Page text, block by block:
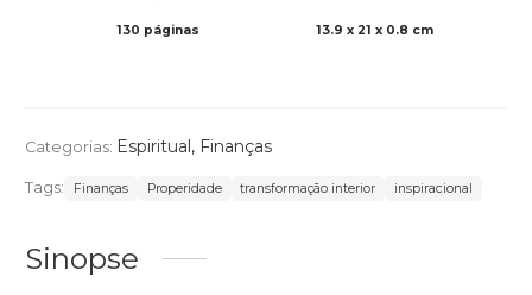
130 páginas 13.9 x 21 x 0.8 cm
Categorias: Espiritual, Finanças
Tags: Finanças Properidade transformação interior inspiracional
Sinopse